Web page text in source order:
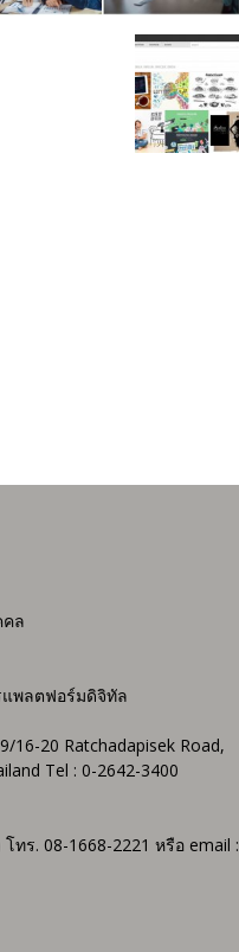
ล
แพลตฟอร์มดิจิทัล
16-20 Ratchadapisek Road,
Tel : 0-2642-3400
ร. 08-1668-2221 หรือ email :